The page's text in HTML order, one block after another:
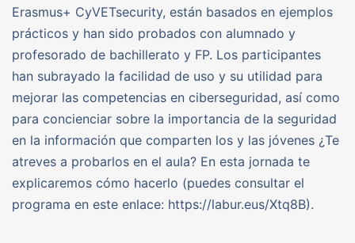
Erasmus+ CyVETsecurity, están basados en ejemplos
prácticos y han sido probados con alumnado y
profesorado de bachillerato y FP. Los participantes
han subrayado la facilidad de uso y su utilidad para
mejorar las competencias en ciberseguridad, así como
para concienciar sobre la importancia de la seguridad
en la información que comparten los y las jóvenes ¿Te
atreves a probarlos en el aula? En esta jornada te
explicaremos cómo hacerlo (puedes consultar el
programa en este enlace: https://labur.eus/Xtq8B).